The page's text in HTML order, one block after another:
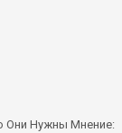
Они Нужны Мнение: